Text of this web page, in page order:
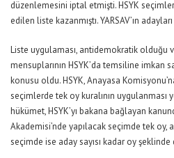
düzenlemesini iptal etmişti. HSYK
edilen liste kazanmıştı. YARSAV’ın
Liste uygulaması, antidemokratik olduğu
mensuplarının HSYK’da temsiline imkan
konusu oldu. HSYK, Anayasa
seçimlerde tek oy kuralının uygulanması
hükümet, HSYK’yı bakana bağlayan
Akademisi’nde yapılacak seçimde tek oy,
seçimde ise aday sayısı kadar oy şeklinde